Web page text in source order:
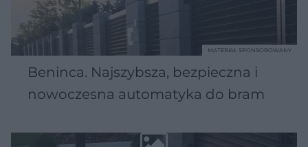
Beninca. Najszybsza, bezpieczna i
nowoczesna automatyka do bram
MATERIAŁ SPONSOROWANY